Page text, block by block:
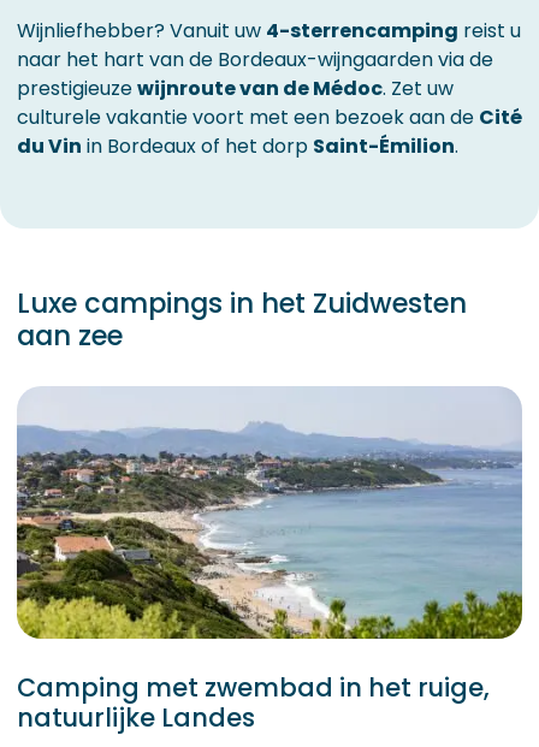
Wijnliefhebber? Vanuit uw 4-sterrencamping reist u
naar het hart van de Bordeaux-wijngaarden via de
prestigieuzewijnroute van de Médoc. Zet uw
culturele vakantie voort met een bezoek aan de Cité
du Vin in Bordeaux of het dorp Saint-Émilion.
Luxe campings in het Zuidwesten
aan zee
Camping met zwembad in het ruige,
natuurlijke Landes